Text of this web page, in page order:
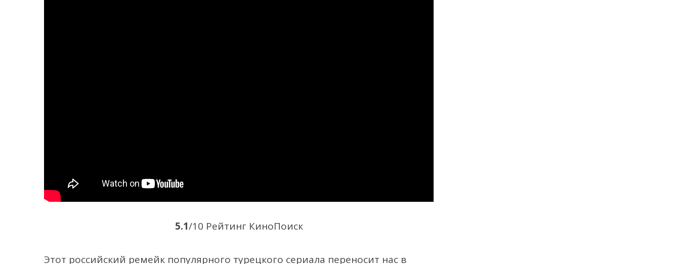
5.1/10 Рейтинг КиноПоиск
Этот российский ремейк популярного турецкого сериала переносит нас в